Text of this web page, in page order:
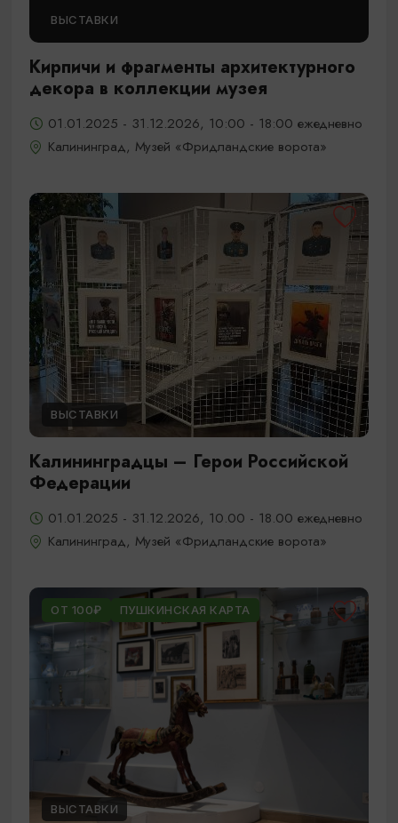
ВЫСТАВКИ
Кирпичи и фрагменты архитектурного
декора в коллекции музея
01.01.2025 - 31.12.2026, 10:00 - 18:00 ежедневно
Калининград, Музей «Фридландские ворота»
ВЫСТАВКИ
Калининградцы – Герои Российской
Федерации
01.01.2025 - 31.12.2026, 10.00 - 18.00 ежедневно
Калининград, Музей «Фридландские ворота»
ОТ 100₽ ПУШКИНСКАЯ КАРТА
ВЫСТАВКИ